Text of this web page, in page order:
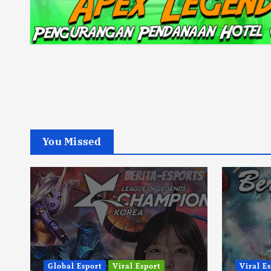
You Missed
Global Esport Viral Esport Viral